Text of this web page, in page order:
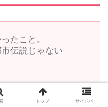
たこと。
伝説じゃない
使ってもおけ
高速だったり低速だ
トップ サイドバー